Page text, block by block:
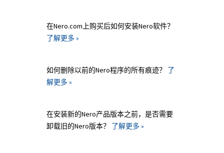
在Nero.com上购买后如何安装Nero软件？
了解更多 »
如何删除以前的Nero程序的所有痕迹？
了
解更多 »
在安装新的Nero产品版本之前，是否需要
卸载旧的Nero版本？
了解更多 »